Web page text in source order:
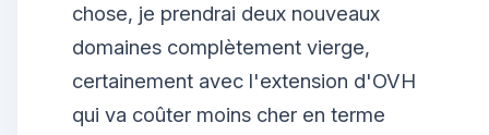
chose, je prendrai deux nouveaux
domaines complètement vierge,
certainement avec l'extension d'OVH
qui va coûter moins cher en terme